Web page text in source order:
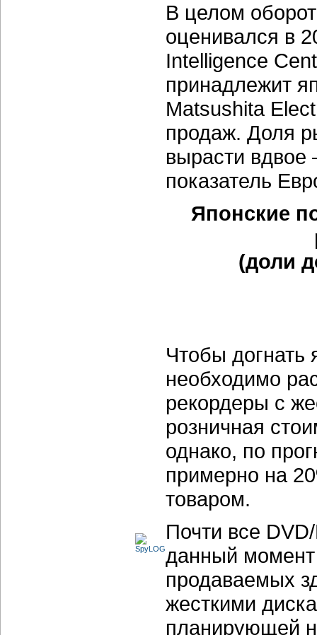
В целом
оценивался в
Intelligence
принадлежит
Matsushita
продаж. Доля
вырасти вдвое
показатель
Японские
(доли
Чтобы догнать
необходимо
рекордеры с
розничная
однако, по
примерно на
товаром.
Почти все
данный
продаваемых
жесткими
планирующей